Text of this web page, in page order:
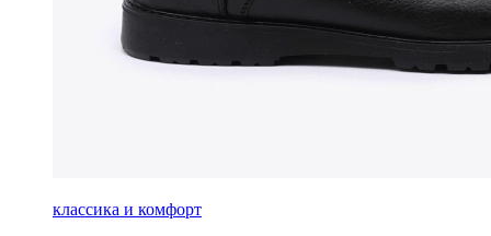
классика и комфорт